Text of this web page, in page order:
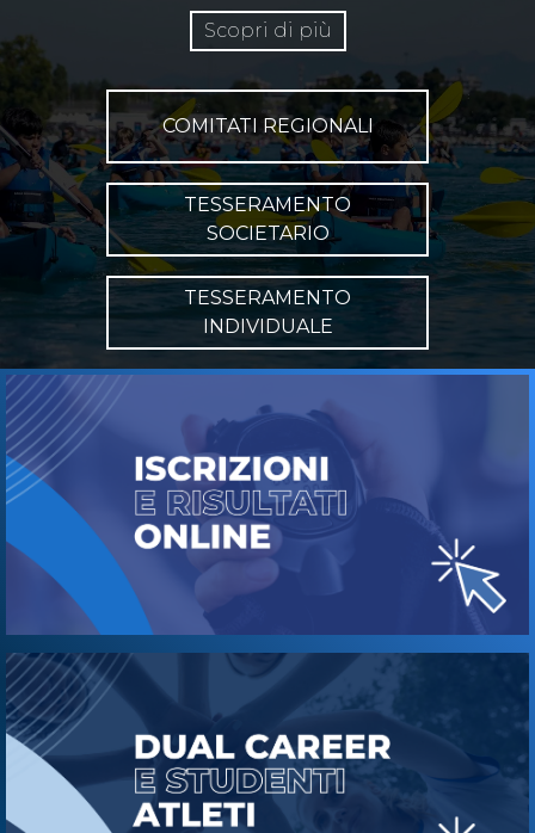
Scopri di più
COMITATI REGIONALI
TESSERAMENTO
SOCIETARIO
TESSERAMENTO
INDIVIDUALE